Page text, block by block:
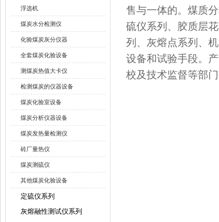
浮选机
煤炭水分检测仪
化验煤炭灰分仪器
全套煤炭化验设备
测煤炭热值大卡仪
检测煤炭的仪器设备
煤炭化验室设备
煤炭分析仪器设备
煤炭发热量检测仪
砖厂量热仪
煤炭测硫仪
其他煤炭化验设备
定硫仪系列
灰熔融性测试仪系列
售与一体的。煤质
硫仪系列、胶质层
列、灰熔点系列
设备和试验手段。产品
校及技术监督等部门的